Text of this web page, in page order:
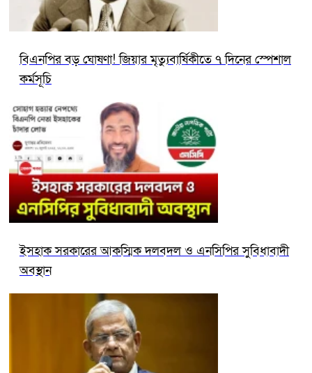
বিএনপির বড় ঘোষণা! জিয়ার মৃত্যুবার্ষিকীতে ৭ দিনের স্পেশাল
কর্মসূচি
ইসহাক সরকারের আকস্মিক দলবদল ও এনসিপির সুবিধাবাদী
অবস্থান